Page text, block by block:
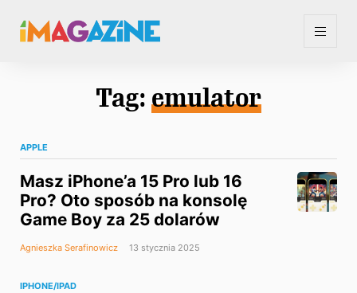
Tag: emulator
APPLE
Masz iPhone’a 15 Pro lub 16
Pro? Oto sposób na konsolę
Game Boy za 25 dolarów
Agnieszka Serafinowicz 13 stycznia 2025
IPHONE/IPAD